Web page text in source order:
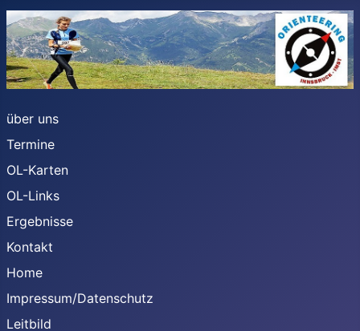
über uns
Termine
OL-Karten
OL-Links
Ergebnisse
Kontakt
Home
Impressum/Datenschutz
Leitbild